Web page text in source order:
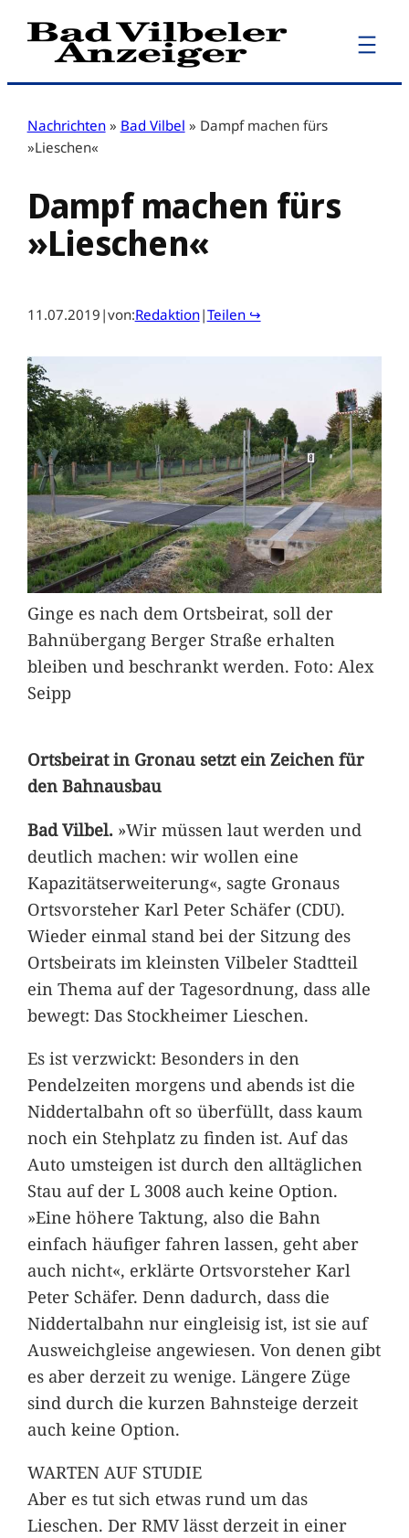
Zum
Inhalt
Nachrichten » Bad Vilbel » Dampf machen fürs
»Lieschen«
Dampf machen fürs
»Lieschen«
11.07.2019 |von:Redaktion|Teilen ↪
Ginge es nach dem Ortsbeirat, soll der
Bahnübergang Berger Straße erhalten
bleiben und beschrankt werden. Foto: Alex
Seipp
Ortsbeirat in Gronau setzt ein Zeichen für
den Bahnausbau
Bad Vilbel.»Wir müssen laut werden und
deutlich machen: wir wollen eine
Kapazitätserweiterung«, sagte Gronaus
Ortsvorsteher Karl Peter Schäfer (CDU).
Wieder einmal stand bei der Sitzung des
Ortsbeirats im kleinsten Vilbeler Stadtteil
ein Thema auf der Tagesordnung, dass alle
bewegt: Das Stockheimer Lieschen.
Es ist verzwickt: Besonders in den
Pendelzeiten morgens und abends ist die
Niddertalbahn oft so überfüllt, dass kaum
noch ein Stehplatz zu finden ist. Auf das
Auto umsteigen ist durch den alltäglichen
Stau auf der L 3008 auch keine Option.
»Eine höhere Taktung, also die Bahn
einfach häufiger fahren lassen, geht aber
auch nicht«, erklärte Ortsvorsteher Karl
Peter Schäfer. Denn dadurch, dass die
Niddertalbahn nur eingleisig ist, ist sie auf
Ausweichgleise angewiesen. Von denen gibt
es aber derzeit zu wenige. Längere Züge
sind durch die kurzen Bahnsteige derzeit
auch keine Option.
WARTEN AUF STUDIE
Aber es tut sich etwas rund um das
Lieschen. Der RMV lässt derzeit in einer